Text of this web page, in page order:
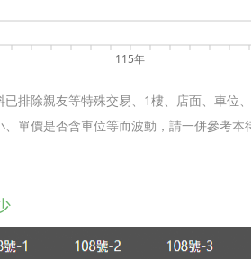
115年
排除親友等特殊交易、1樓、店面、車位
單價是否含車位等而波動，請一併參考本